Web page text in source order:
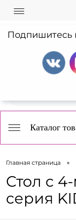
Подпишитесь
Каталог
Главная страница •
Стол с
серия